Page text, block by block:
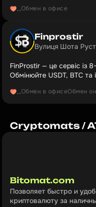
...Обмен в офисе
Finprostir
Вулиця Шота
FinProstir — це сервіс із
Обмінюйте USDT, BTC та
...Обмен в офисеОбмен
Cryptomats /
Bitomat.com
Позволяет быстро и
криптовалюту за